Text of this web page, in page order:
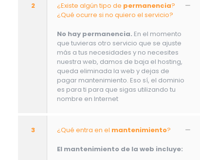
2 ¿Existe algún tipo de permanencia?
¿Qué ocurre si no quiero el servicio?
No hay permanencia. En el momento
que tuvieras otro servicio que se ajuste
más a tus necesidades y no necesites
nuestra web, damos de baja el hosting,
queda eliminada la web y dejas de
pagar mantenimiento. Eso sí, el dominio
es para ti para que sigas utilizando tu
nombre en Internet
3 ¿Qué entra en el mantenimiento?
El mantenimiento de la web incluye: